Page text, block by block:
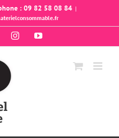
: 09 82 58 08 84 |
FacebookInstagramYouTube